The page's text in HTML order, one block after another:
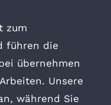
zum
führen die
übernehmen
Unsere
während Sie